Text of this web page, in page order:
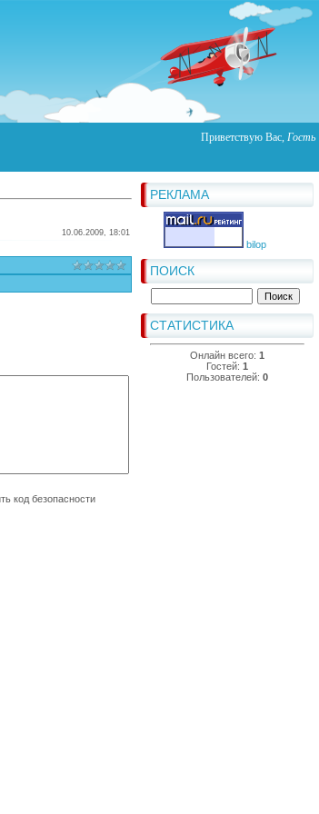
Приветствую Вас, Гость
РЕКЛАМА
bilop
ПОИСК
СТАТИСТИКА
Онлайн всего: 1
Гостей: 1
Пользователей: 0
10.06.2009, 18:01